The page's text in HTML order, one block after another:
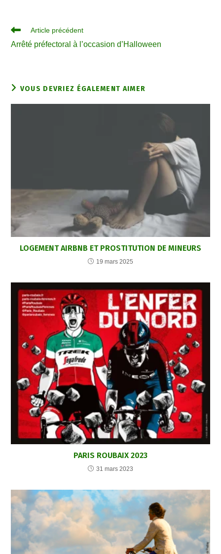
Article précédent
Arrêté préfectoral à l’occasion d’Halloween
VOUS DEVRIEZ ÉGALEMENT AIMER
LOGEMENT AIRBNB ET PROSTITUTION DE MINEURS
19 mars 2025
PARIS ROUBAIX 2023
31 mars 2023